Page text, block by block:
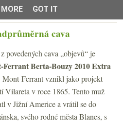
cava
povedených cava „objevů“ je
Ferrant Berta-Bouzy 2010 Extra
Mont-Ferrant vznikl jako projekt
Vilareta v roce 1865. Tento muž
v Jižní Americe a vrátil se do
svého rodné města Blanes, s
GOT IT